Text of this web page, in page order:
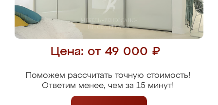
Цена: от 49 000 ₽
Поможем рассчитать точную стоимость!
Ответим менее, чем за 15 минут!